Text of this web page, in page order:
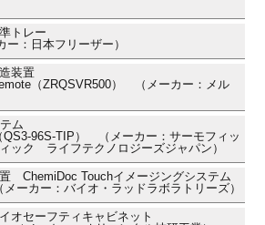
トレー
：日本フリーザー）
装置
（ZRQSVR500） （メーカー：メル
ム
QS3-96S-TIP） （メーカー：サーモフィッ
ック ライフテクノロジーズジャパン）
ChemiDoc Touchイメージングシステム
ーカー：バイオ・ラッドラボラトリーズ）
オセーフティキャビネット